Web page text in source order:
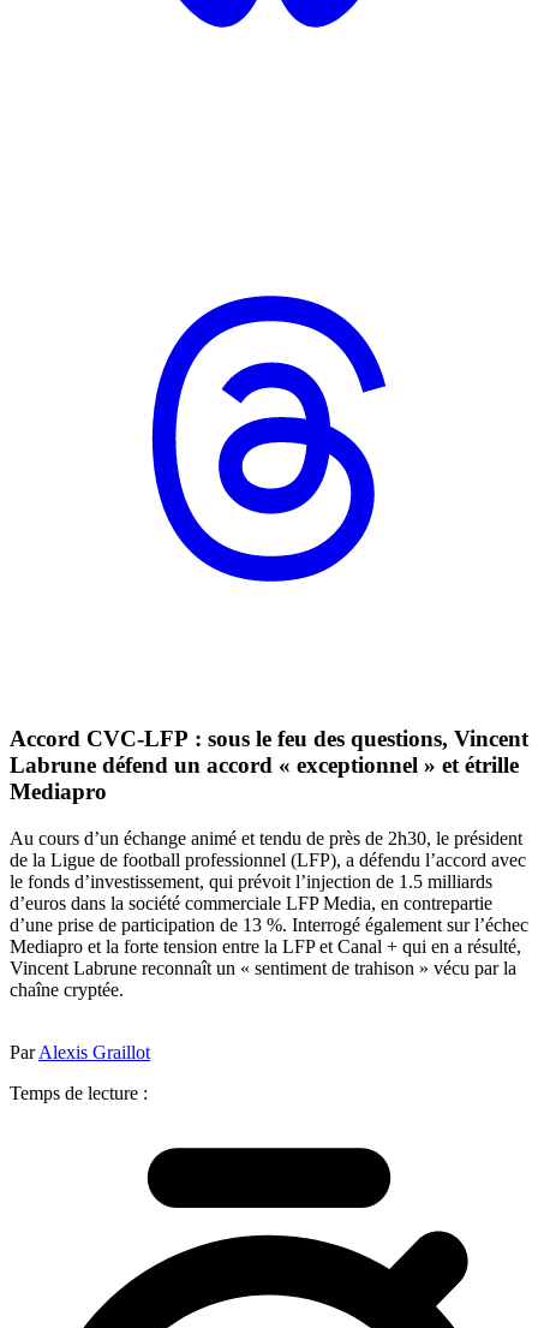
Accord CVC-LFP : sous le feu des questions, Vincent
Labrune défend un accord « exceptionnel » et étrille
Mediapro
Au cours d’un échange animé et tendu de près de 2h30, le président
de la Ligue de football professionnel (LFP), a défendu l’accord avec
le fonds d’investissement, qui prévoit l’injection de 1.5 milliards
d’euros dans la société commerciale LFP Media, en contrepartie
d’une prise de participation de 13 %. Interrogé également sur l’échec
Mediapro et la forte tension entre la LFP et Canal + qui en a résulté,
Vincent Labrune reconnaît un « sentiment de trahison » vécu par la
chaîne cryptée.
ParAlexis Graillot
Temps de lecture :